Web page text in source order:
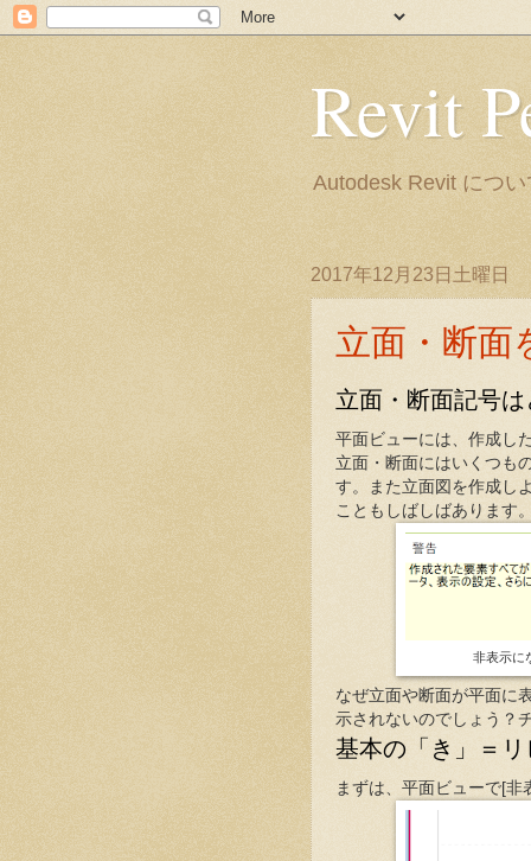
Revit
Autodesk Revit につ
2017年12月23日土曜日
立面・断面
立面・断面記号
平面ビューには、作成し
立面・断面にはいくつも
す。また立面図を作成し
こともしばしばあります
非表示に
なぜ立面や断面が平面に
示されないのでしょう？
基本の「き」＝
まずは、平面ビューで[